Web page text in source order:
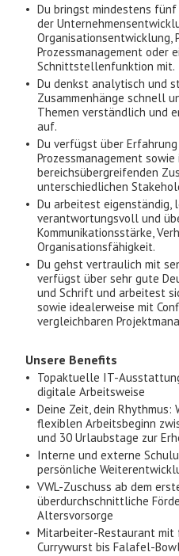
Du bringst mindestens
der
Organisationsentwicklung,
Prozessmanagement oder
Schnittstellenfunktion mit.
Du denkst analytisch und
Zusammenhänge schnell
Themen verständlich und
auf.
Du verfügst über
Prozessmanagement sowie
bereichsübergreifenden
unterschiedlichen
Du arbeitest eigenständig,
verantwortungsvoll und
Kommunikationsstärke,
Organisationsfähigkeit.
Du gehst vertraulich mit
verfügst über sehr gute
und Schrift und arbeitest
sowie idealerweise mit
vergleichbaren
Unsere Benefits
Topaktuelle IT-
digitale Arbeitsweise
Deine Zeit, dein Rhythmus:
flexiblen Arbeitsbeginn
und 30 Urlaubstage zur
Interne und externe
persönliche
VWL-Zuschuss ab dem
überdurchschnittliche
Altersvorsorge
Mitarbeiter-Restaurant mit
Currywurst bis Falafel-